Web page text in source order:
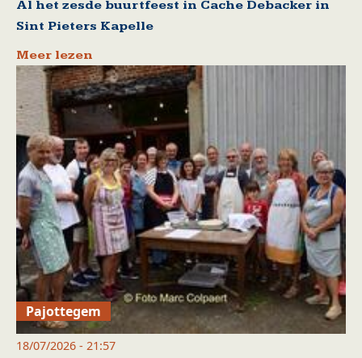
Al het zesde buurtfeest in Cache Debacker in
Sint Pieters Kapelle
Meer lezen
Pajottegem
18/07/2026 - 21:57